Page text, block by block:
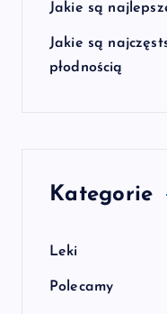
Jakie są
Jakie są
płodnością
Kategorie
Leki
Polecamy